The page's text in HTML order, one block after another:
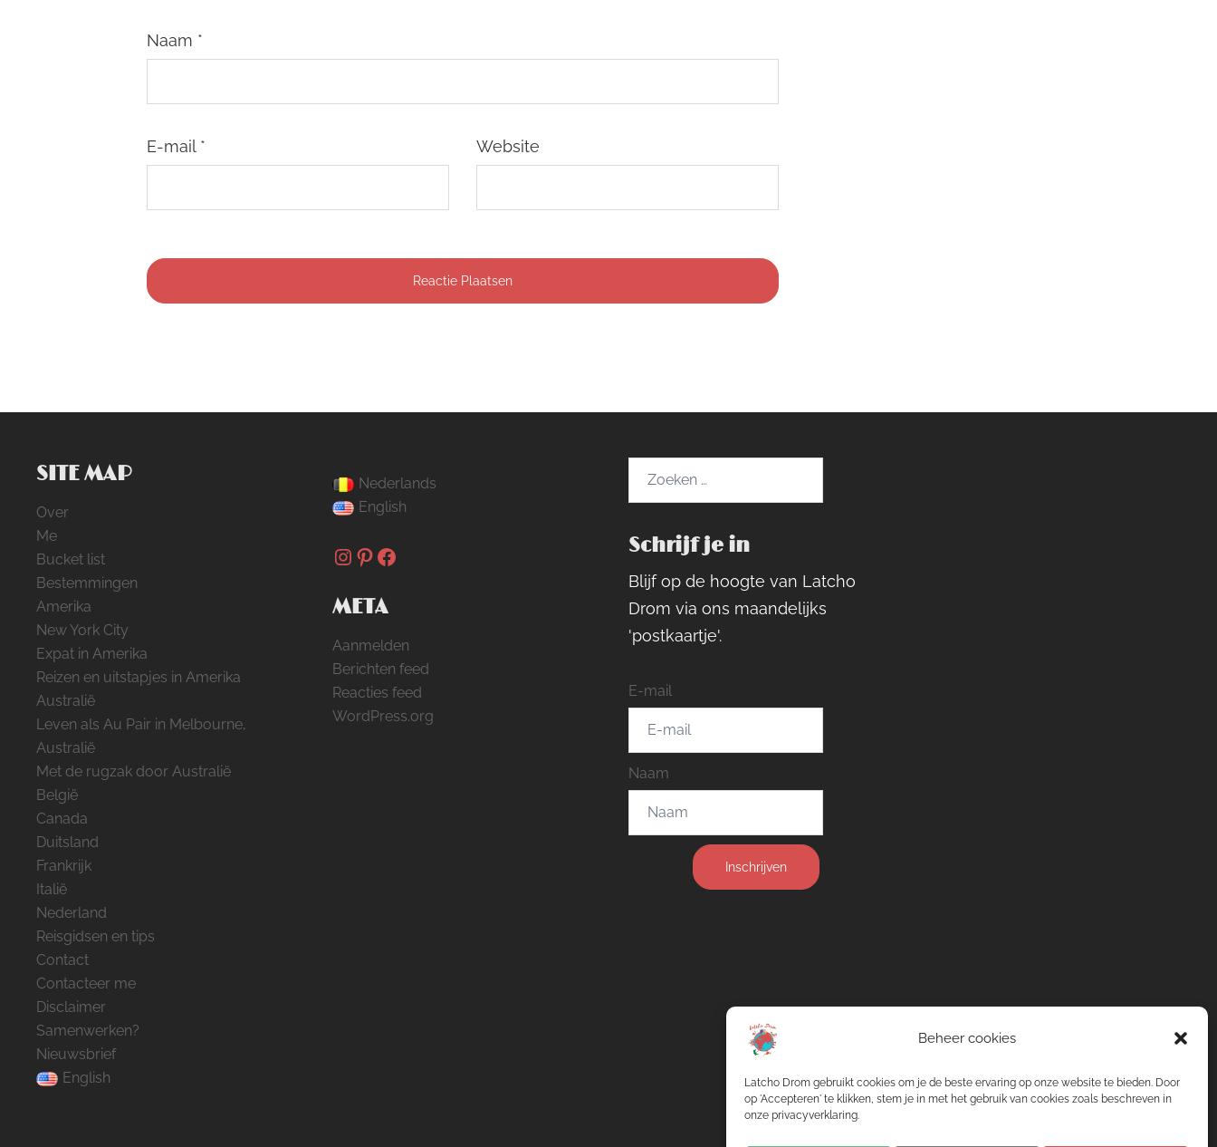
Beheer cookies
Latcho Drom gebruikt cookies om je de beste ervaring op onze website te bieden. Door
op 'Accepteren' te klikken, stem je in met het gebruik van cookies zoals beschreven in
onze privacyverklaring.
Naam *
E-mail * Website
SITE MAP
Over
Me
Bucket list
Bestemmingen
Amerika
New York City
Expat in Amerika
Reizen en uitstapjes in Amerika
Australië
Leven als Au Pair in Melbourne,
Australië
Met de rugzak door Australië
België
Canada
Duitsland
Frankrijk
Italië
Nederland
Reisgidsen en tips
Contact
Contacteer me
Disclaimer
Samenwerken?
Nieuwsbrief
English
Nederlands
English
Instagram
Pinterest
Facebook
META
Aanmelden
Berichten feed
Reacties feed
WordPress.org
Schrijf je in
Blijf op de hoogte van Latcho
Drom via ons maandelijks
'postkaartje'.
E-mail
Naam
Inschrijven